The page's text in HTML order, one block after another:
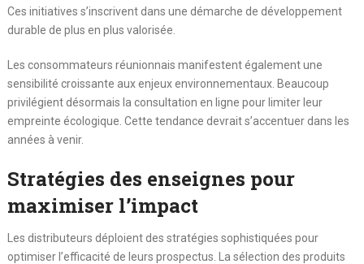
Ces initiatives s’inscrivent dans une démarche de développement
durable de plus en plus valorisée.
Les consommateurs réunionnais manifestent également une
sensibilité croissante aux enjeux environnementaux. Beaucoup
privilégient désormais la consultation en ligne pour limiter leur
empreinte écologique. Cette tendance devrait s’accentuer dans les
années à venir.
Stratégies des enseignes pour
maximiser l’impact
Les distributeurs déploient des stratégies sophistiquées pour
optimiser l’efficacité de leurs prospectus. La sélection des produits